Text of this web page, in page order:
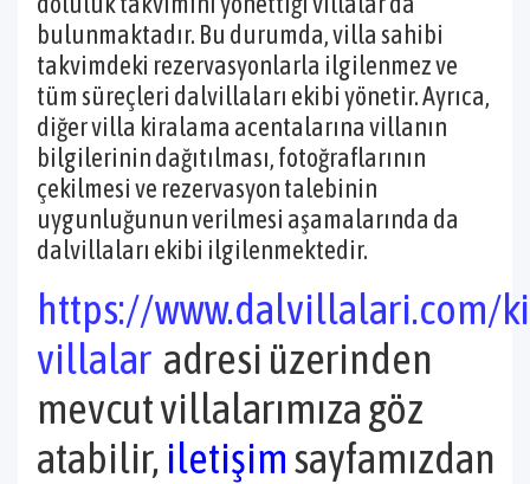
bulunmaktadır. Bu durumda, villa sahibi
takvimdeki rezervasyonlarla ilgilenmez ve
tüm süreçleri dalvillaları ekibi yönetir. Ayrıca,
diğer villa kiralama acentalarına villanın
bilgilerinin dağıtılması, fotoğraflarının
çekilmesi ve rezervasyon talebinin
uygunluğunun verilmesi aşamalarında da
dalvillaları ekibi ilgilenmektedir.
https://www.dalvillalari.com/
villalar adresi üzerinden
mevcut villalarımıza göz
atabilir, iletişimsayfamızdan